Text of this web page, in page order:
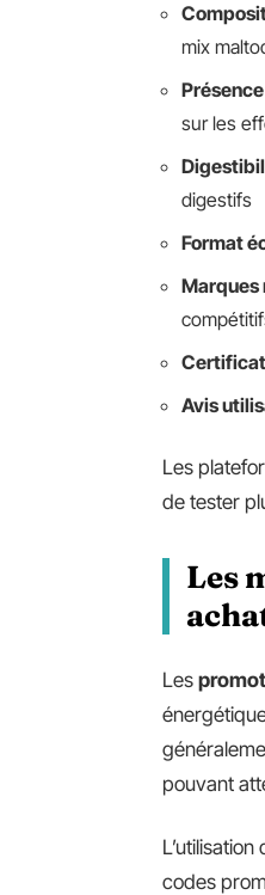
mix
sur les
digestifs
Format
Marques
Avis
Les
de tester
Les
Les
pouvant
codes